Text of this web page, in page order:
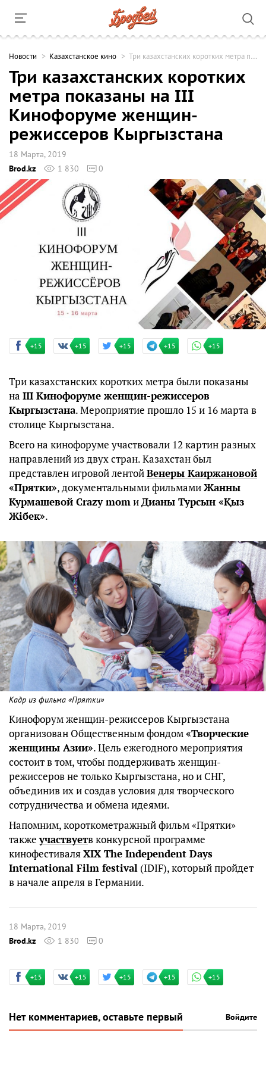
Новости Казахстанское кино Три казахстанских коротких метра показаны на III Кинофоруме женщин-режиссеров Кыргызстана
Три казахстанских коротких
метра показаны на III
Кинофоруме женщин-
режиссеров Кыргызстана
18 Марта, 2019
Brod.kz
1 830 0
+15 +15 +15 +15 +15
Три казахстанских коротких метра были показаны
на III Кинофоруме женщин-режиссеров
Кыргызстана. Мероприятие прошло 15 и 16 марта в
столице Кыргызстана.
Всего на кинофоруме участвовали 12 картин разных
направлений из двух стран. Казахстан был
представлен игровой лентойВенеры Каиржановой
«Прятки», документальными фильмамиЖанны
Курмашевой Crazy momиДианы Турсын «Қыз
Жібек».
Кадр из фильма «Прятки»
Кинофорум женщин-режиссеров Кыргызстана
организован Общественным фондом«Творческие
женщины Азии». Цель ежегодного мероприятия
состоит в том, чтобы поддерживать женщин-
режиссеров не только Кыргызстана, но и СНГ,
объединив их и создав условия для творческого
сотрудничества и обмена идеями.
Напомним, короткометражный фильм «Прятки»
такжеучаствуетв конкурсной программе
кинофестиваляXIX The Independent Days
International Film festival (IDIF), который пройдет
в начале апреля в Германии.
18 Марта, 2019
Brod.kz
1 830 0
+15 +15 +15 +15 +15
Нет комментариев, оставьте первый Войдите